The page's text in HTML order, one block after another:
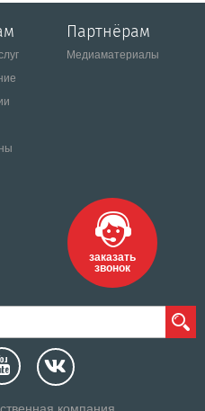
Партнёрам
Медиаматериалы
заказать
звонок